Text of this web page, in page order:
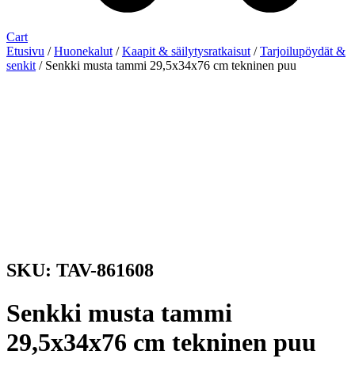
Cart
Etusivu /Huonekalut /Kaapit & säilytysratkaisut /Tarjoilupöydät &
senkit / Senkki musta tammi 29,5x34x76 cm tekninen puu
SKU: TAV-861608
Senkki musta tammi
29,5x34x76 cm tekninen puu